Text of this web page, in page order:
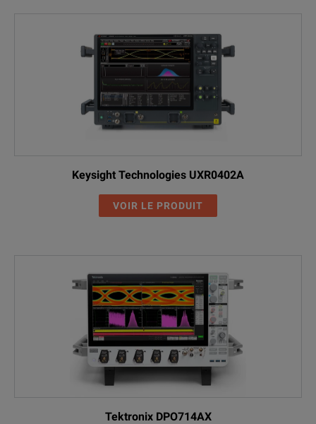
Keysight Technologies UXR0402A
VOIR LE PRODUIT
Tektronix DPO714AX